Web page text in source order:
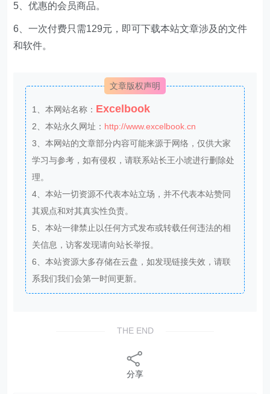
5、优惠的会员商品。
6、一次付费只需129元，即可下载本站文章涉及的文件
和软件。
文章版权声明
1、本网站名称： Excelbook
2、本站永久网址： http://www.excelbook.cn
3、本网站的文章部分内容可能来源于网络，仅供大家
学习与参考，如有侵权，请联系站长王小琥进行删除处
理。
4、本站一切资源不代表本站立场，并不代表本站赞同
其观点和对其真实性负责。
5、本站一律禁止以任何方式发布或转载任何违法的相
关信息，访客发现请向站长举报。
6、本站资源大多存储在云盘，如发现链接失效，请联
系我们我们会第一时间更新。
THE END
分享